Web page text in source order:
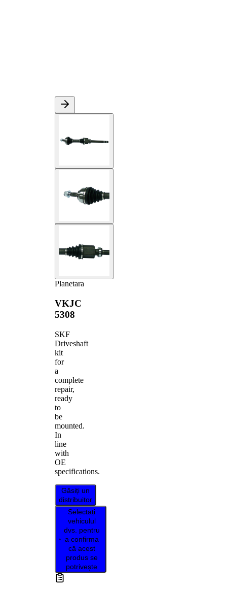
Planetara
VKJC
5308
SKF
Driveshaft
kit
for
a
complete
repair,
ready
to
be
mounted.
In
line
with
OE
specifications.
Găsiți un
distribuitor
Selectați
vehiculul
dvs. pentru
a confirma
că acest
produs se
potrivește